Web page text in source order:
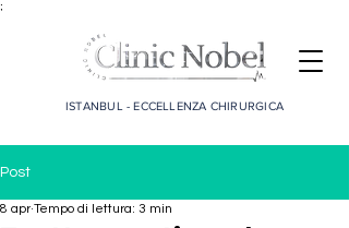
;
ISTANBUL - ECCELLENZA CHIRURGICA
Post
8 apr Tempo di lettura: 3 min